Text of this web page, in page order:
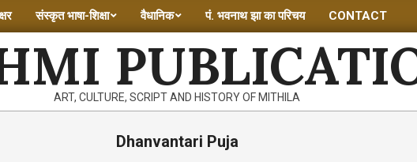
संस्कृत भाषा-शिक्षा वैधानिक पं. भवनाथ झा का परिचय CONTACT
ART, CULTURE, SCRIPT AND HISTORY OF MITHILA
Dhanvantari Puja